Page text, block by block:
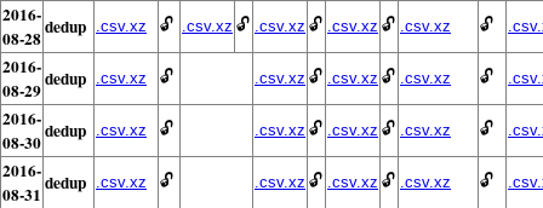
2016-
08-28dedup .csv.xz 🔓 .csv.xz 🔓 .csv.xz 🔓 .csv.xz 🔓 .csv.xz 🔓
2016-
08-29dedup .csv.xz 🔓 .csv.xz 🔓 .csv.xz 🔓 .csv.xz 🔓
2016-
08-30dedup .csv.xz 🔓 .csv.xz 🔓 .csv.xz 🔓 .csv.xz 🔓
2016-
08-31 dedup .csv.xz 🔓 .csv.xz 🔓 .csv.xz 🔓 .csv.xz 🔓